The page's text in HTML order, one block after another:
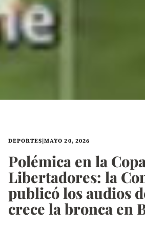
DEPORTES|MAYO 20, 2026
Polémica en la
Libertadores: la
publicó los audios
crece la bronca en